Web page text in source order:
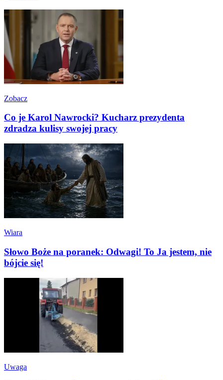
Zobacz
Co je Karol Nawrocki? Kucharz prezydenta
zdradza kulisy swojej pracy
Wiara
Słowo Boże na poranek: Odwagi! To Ja jestem, nie
bójcie się!
Uwaga